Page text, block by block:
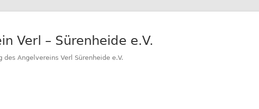
Verl – Sürenheide e.V.
des Angelvereins Verl Sürenheide e.V.